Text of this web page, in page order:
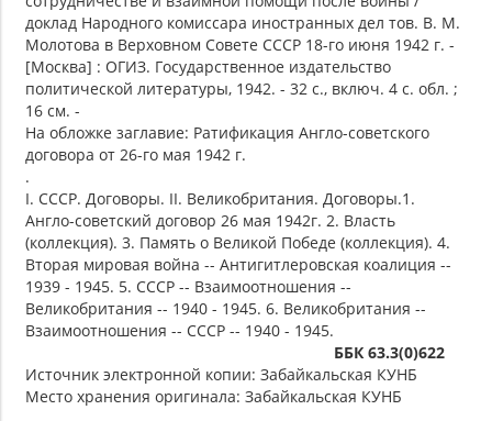
доклад Народного комиссара иностранных дел тов. В. М.
Молотова в Верховном Совете СССР 18-го июня 1942 г. -
[Москва] : ОГИЗ. Государственное издательство
политической литературы, 1942. - 32 с., включ. 4 с. обл. ;
16 см. -
На обложке заглавие: Ратификация Англо-советского
договора от 26-го мая 1942 г.
.
I. СССР. Договоры. II. Великобритания. Договоры.1.
Англо-советский договор 26 мая 1942г. 2. Власть
(коллекция). 3. Память о Великой Победе (коллекция). 4.
Вторая мировая война -- Антигитлеровская коалиция --
1939 - 1945. 5. СССР -- Взаимоотношения --
Великобритания -- 1940 - 1945. 6. Великобритания --
Взаимоотношения -- СССР -- 1940 - 1945.
ББК 63.3(0)622
Источник электронной копии: Забайкальская КУНБ
Место хранения оригинала: Забайкальская КУНБ